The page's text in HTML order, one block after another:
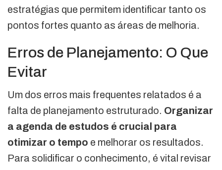
estratégias que permitem identificar tanto os
pontos fortes quanto as áreas de melhoria.
Erros de Planejamento: O Que
Evitar
Um dos erros mais frequentes relatados é a
falta de planejamento estruturado. Organizar
a agenda de estudos é crucial para
otimizar o tempo e melhorar os resultados.
Para solidificar o conhecimento, é vital revisar